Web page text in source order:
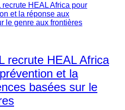
recrute HEAL Africa
et la
basées sur le